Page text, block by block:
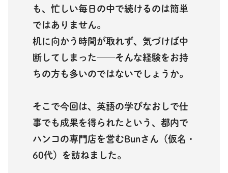
ABOUT
keyword
も、忙しい毎日の中で続けるのは簡単
ではありません。
机に向かう時間が取れず、気づけば中
断してしまった──そんな経験をお持
ちの方も多いのではないでしょうか。
そこで今回は、英語の学びなおしで仕
事でも成果を得られたという、都内で
ハンコの専門店を営むBunさん（仮名・
60代）を訪ねました。